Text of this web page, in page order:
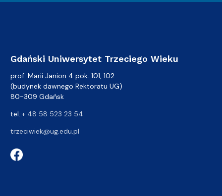
Gdański Uniwersytet Trzeciego Wieku
prof. Marii Janion 4 pok. 101, 102
(budynek dawnego Rektoratu UG)
80-309 Gdańsk
tel.:+ 48 58 523 23 54
trzeciwiek@ug.edu.pl